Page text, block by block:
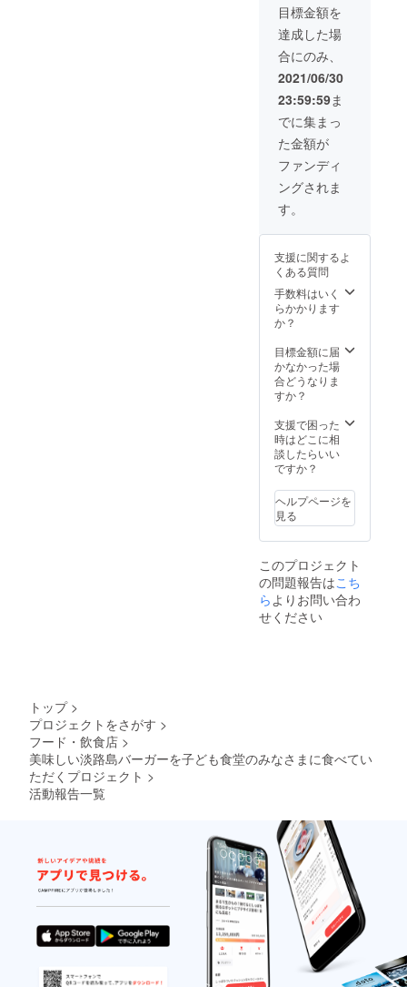
目標金額を
達成した場
合にのみ、
2021/06/30
23:59:59ま
でに集まっ
た金額が
ファンディ
ングされま
す。
支援に関するよ
くある質問
手数料はいく
らかかります
か？
目標金額に届
かなかった場
合どうなりま
すか？
支援で困った
時はどこに相
談したらいい
ですか？
ヘルプページを
見る
このプロジェクト
の問題報告はこち
ら よりお問い合わ
せください
トップ >
プロジェクトをさがす >
フード・飲食店 >
美味しい淡路島バーガーを子ども食堂のみなさまに食べてい
ただくプロジェクト >
活動報告一覧